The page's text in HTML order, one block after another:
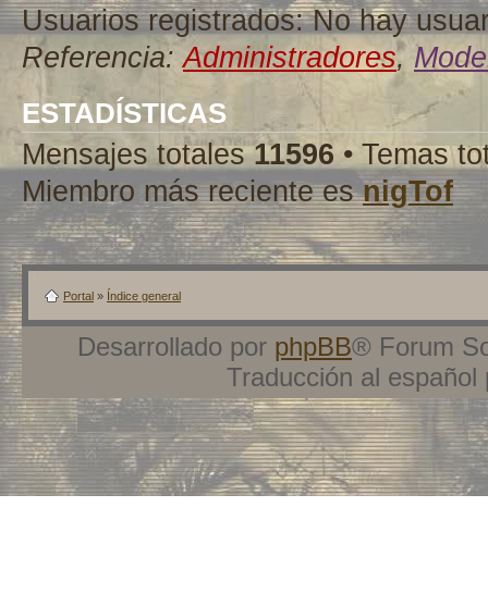
Usuarios registrados: No hay
Referencia:Administradores,
ESTADÍSTICAS
Mensajes totales11596 • Temas
Miembro más reciente esnigTof
Portal » Índice general
Desarrollado por phpBB® Forum
Traducción al